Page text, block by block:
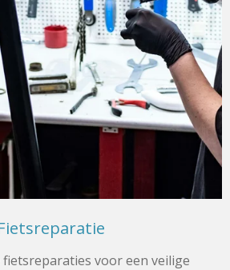
voor een veilige